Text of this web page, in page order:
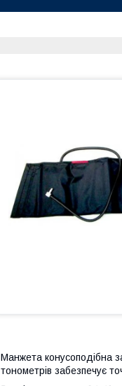
Манжета конусоподібна
тонометрів забезпечує